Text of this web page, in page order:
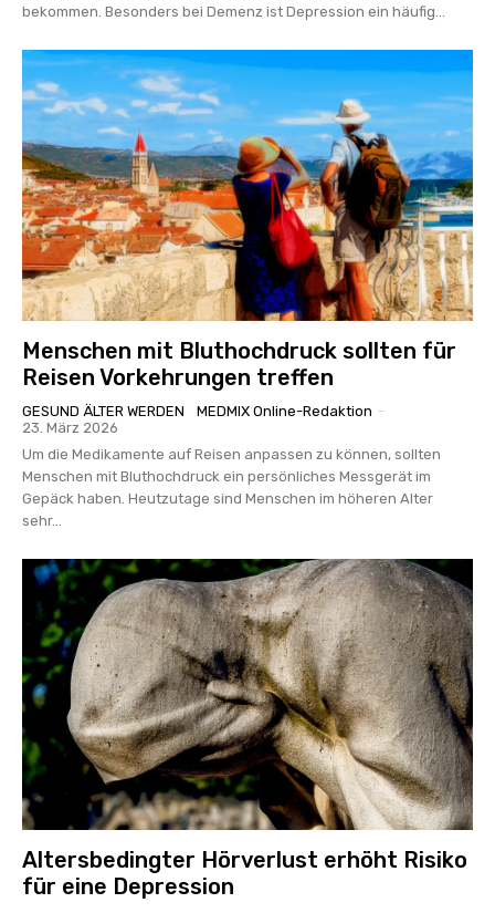
bekommen. Besonders bei Demenz ist Depression ein häufig...
Menschen mit Bluthochdruck sollten für
Reisen Vorkehrungen treffen
GESUND ÄLTER WERDEN MEDMIX Online-Redaktion -
23. März 2026
Um die Medikamente auf Reisen anpassen zu können, sollten
Menschen mit Bluthochdruck ein persönliches Messgerät im
Gepäck haben. Heutzutage sind Menschen im höheren Alter
sehr...
Altersbedingter Hörverlust erhöht Risiko
für eine Depression